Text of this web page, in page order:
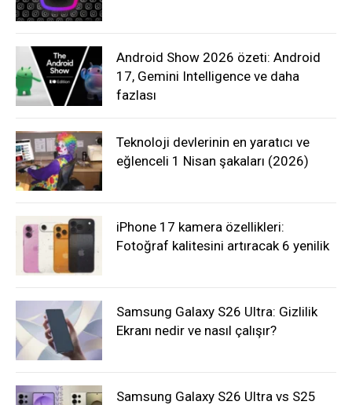
Android Show 2026 özeti: Android
17, Gemini Intelligence ve daha
fazlası
Teknoloji devlerinin en yaratıcı ve
eğlenceli 1 Nisan şakaları (2026)
iPhone 17 kamera özellikleri:
Fotoğraf kalitesini artıracak 6 yenilik
Samsung Galaxy S26 Ultra: Gizlilik
Ekranı nedir ve nasıl çalışır?
Samsung Galaxy S26 Ultra vs S25